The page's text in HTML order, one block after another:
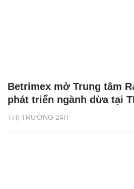
THỊ TRƯỜNG 24H
Betrimex mở Trung tâm
phát triển ngành dừa tại